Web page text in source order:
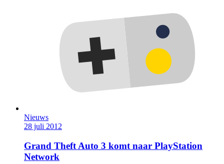
Nieuws
28 juli 2012
Grand Theft Auto 3 komt naar PlayStation
Network